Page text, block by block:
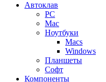
Автоклав
PC
Mac
Ноутбуки
Macs
Windows
Планшеты
Софт
Компоненты